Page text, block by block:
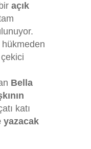
açık
hükmeden
Bella
katı
yazacak